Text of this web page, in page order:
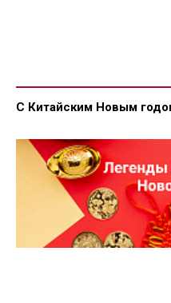
С Китайским Новым